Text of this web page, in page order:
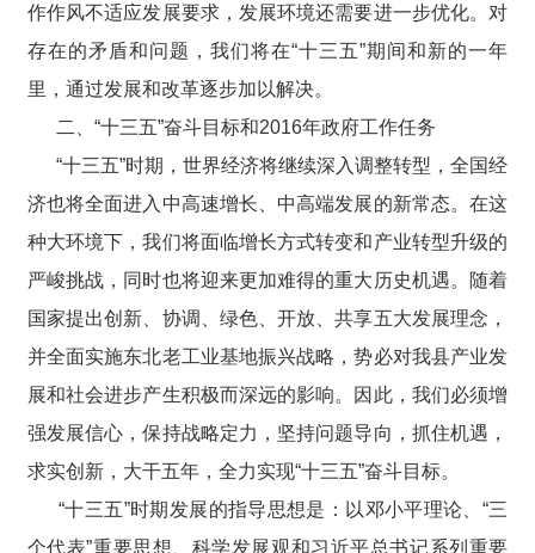
作作风不适应发展要求，发展环境还需要进一步优化。对
存在的矛盾和问题，我们将在“十三五”期间和新的一年
里，通过发展和改革逐步加以解决。
二、“十三五”奋斗目标和2016年政府工作任务
“十三五”时期，世界经济将继续深入调整转型，全国经
济也将全面进入中高速增长、中高端发展的新常态。在这
种大环境下，我们将面临增长方式转变和产业转型升级的
严峻挑战，同时也将迎来更加难得的重大历史机遇。随着
国家提出创新、协调、绿色、开放、共享五大发展理念，
并全面实施东北老工业基地振兴战略，势必对我县产业发
展和社会进步产生积极而深远的影响。因此，我们必须增
强发展信心，保持战略定力，坚持问题导向，抓住机遇，
求实创新，大干五年，全力实现“十三五”奋斗目标。
“十三五”时期发展的指导思想是：以邓小平理论、“三
个代表”重要思想、科学发展观和习近平总书记系列重要